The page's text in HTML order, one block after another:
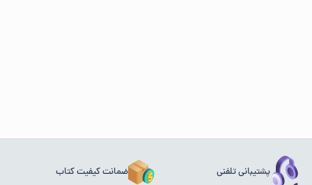
پشتیبانی تلفنی ضمانت کیفیت کتاب